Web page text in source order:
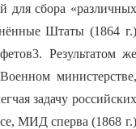
для сбора «различных
Штаты (1864 г.)
Результатом же
министерстве,
задачу российских
МИД сперва (1868 г.)